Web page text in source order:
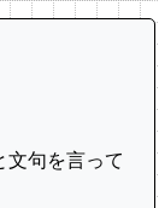
文句を言って